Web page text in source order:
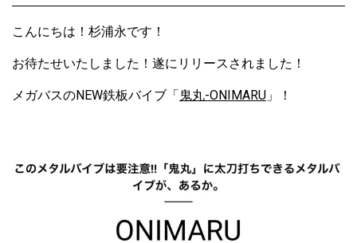
こんにちは！杉浦永です！
お待たせいたしました！遂にリリースされました！
メガバスのNEW鉄板バイブ「鬼丸-ONIMARU 」！